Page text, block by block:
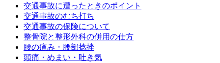
交通事故に遭ったときのポイント
交通事故のむち打ち
交通事故の保険について
整骨院と整形外科の併用の仕方
腰の痛み・腰部捻挫
頭痛・めまい・吐き気